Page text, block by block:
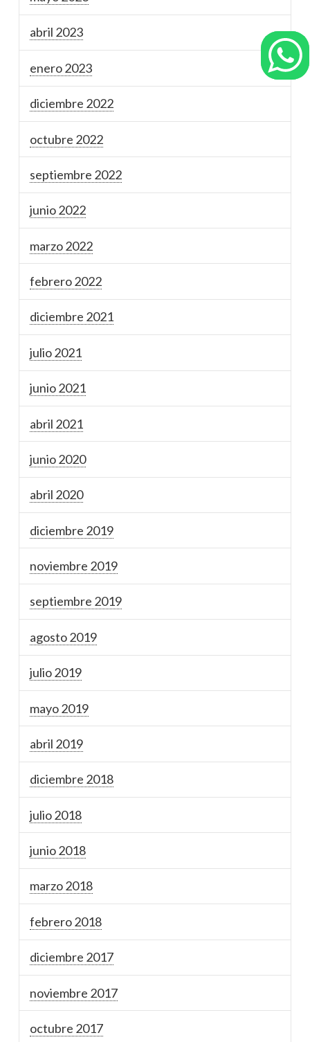
abril 2023
enero 2023
diciembre 2022
octubre 2022
septiembre 2022
junio 2022
marzo 2022
febrero 2022
diciembre 2021
julio 2021
junio 2021
abril 2021
junio 2020
abril 2020
diciembre 2019
noviembre 2019
septiembre 2019
agosto 2019
julio 2019
mayo 2019
abril 2019
diciembre 2018
julio 2018
junio 2018
marzo 2018
febrero 2018
diciembre 2017
noviembre 2017
octubre 2017